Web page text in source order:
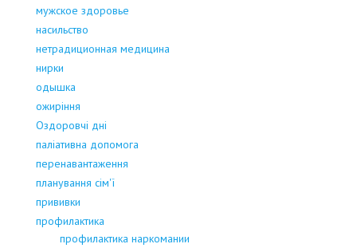
мужское здоровье
насильство
нетрадиционная медицина
нирки
одышка
ожиріння
Оздоровчі дні
паліативна допомога
перенавантаження
планування сім'ї
прививки
профилактика
профилактика наркомании